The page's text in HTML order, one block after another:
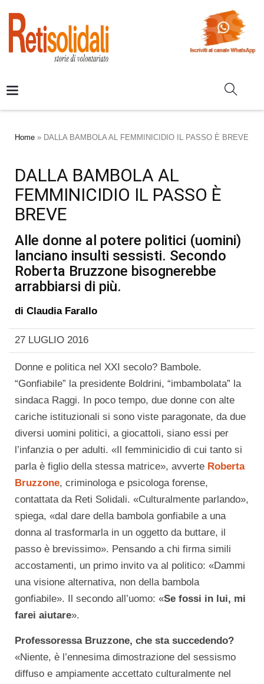
Home » DALLA BAMBOLA AL FEMMINICIDIO IL PASSO È BREVE
DALLA BAMBOLA AL
FEMMINICIDIO IL PASSO È
BREVE
Alle donne al potere politici (uomini)
lanciano insulti sessisti. Secondo
Roberta Bruzzone bisognerebbe
arrabbiarsi di più.
di Claudia Farallo
27 LUGLIO 2016
Donne e politica nel XXI secolo? Bambole.
“Gonfiabile” la presidente Boldrini, “imbambolata” la
sindaca Raggi. In poco tempo, due donne con alte
cariche istituzionali si sono viste paragonate, da due
diversi uomini politici, a giocattoli, siano essi per
l’infanzia o per adulti. «Il femminicidio di cui tanto si
parla è figlio della stessa matrice», avverte Roberta
Bruzzone, criminologa e psicologa forense,
contattata da Reti Solidali. «Culturalmente parlando»,
spiega, «dal dare della bambola gonfiabile a una
donna al trasformarla in un oggetto da buttare, il
passo è brevissimo». Pensando a chi firma simili
accostamenti, un primo invito va al politico: «Dammi
una visione alternativa, non della bambola
gonfiabile». Il secondo all’uomo: «Se fossi in lui, mi
farei aiutare».
Professoressa Bruzzone, che sta succedendo?
«Niente, è l’ennesima dimostrazione del sessismo
diffuso e ampiamente accettato culturalmente nel